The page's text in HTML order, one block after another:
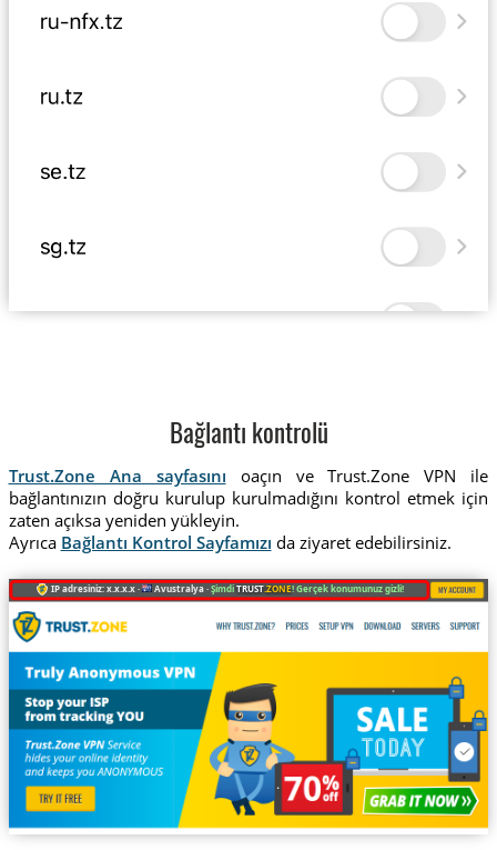
Bağlantı kontrolü
Trust.Zone Ana sayfasını oaçın ve Trust.Zone VPN ile
bağlantınızın doğru kurulup kurulmadığını kontrol etmek için
zaten açıksa yeniden yükleyin.
Ayrıca Bağlantı Kontrol Sayfamızı da ziyaret edebilirsiniz.
IP adresiniz: x.x.x.x · Avustralya ·ŞimdiTRUST.ZONE! Gerçek konumunuz gizli!